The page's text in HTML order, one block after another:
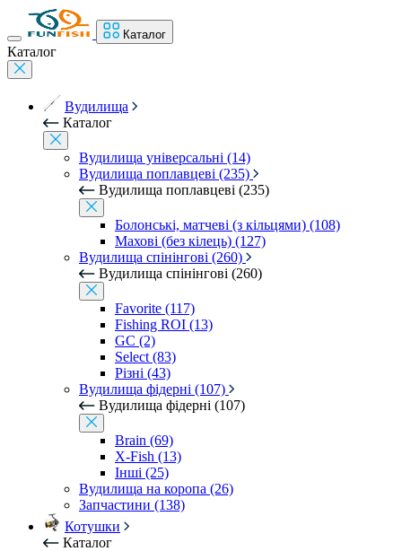
Каталог
Каталог
Вудилища
Каталог
Вудилища універсальні (14)
Вудилища поплавцеві (235)
Вудилища поплавцеві (235)
Болонські, матчеві (з кільцями) (108)
Махові (без кілець) (127)
Вудилища спінінгові (260)
Вудилища спінінгові (260)
Favorite (117)
Fishing ROI (13)
GC (2)
Select (83)
Різні (43)
Вудилища фідерні (107)
Вудилища фідерні (107)
Brain (69)
X-Fish (13)
Інші (25)
Вудилища на коропа (26)
Запчастини (138)
Котушки
Каталог